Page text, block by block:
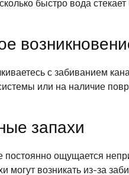
быстро вода
с забиванием
или на наличие
запахи
ощущается
могут возникать из-за